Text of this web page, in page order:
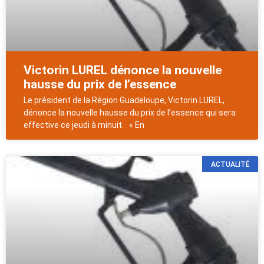
Victorin LUREL dénonce la nouvelle
hausse du prix de l’essence
Le président de la Région Guadeloupe, Victorin LUREL,
dénonce la nouvelle hausse du prix de l’essence qui sera
effective ce jeudi à minuit. « En
ACTUALITÉ